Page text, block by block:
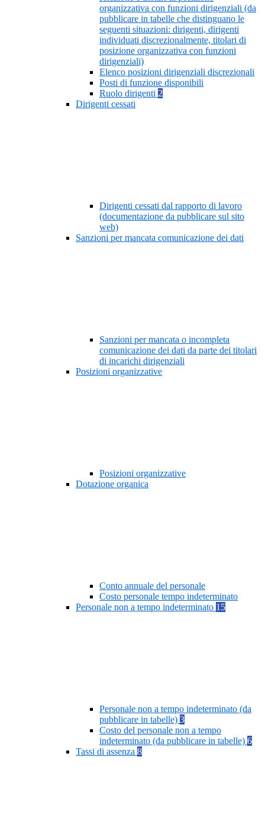
organizzativa con funzioni dirigenziali (da
pubblicare in tabelle che distinguano le
seguenti situazioni: dirigenti, dirigenti
individuati discrezionalmente, titolari di
posizione organizzativa con funzioni
dirigenziali)
Elenco posizioni dirigenziali discrezionali
Posti di funzione disponibili
Ruolo dirigenti 2
Dirigenti cessati
Dirigenti cessati dal rapporto di lavoro
(documentazione da pubblicare sul sito
web)
Sanzioni per mancata comunicazione dei dati
Sanzioni per mancata o incompleta
comunicazione dei dati da parte dei titolari
di incarichi dirigenziali
Posizioni organizzative
Posizioni organizzative
Dotazione organica
Conto annuale del personale
Costo personale tempo indeterminato
Personale non a tempo indeterminato 15
Personale non a tempo indeterminato (da
pubblicare in tabelle) 3
Costo del personale non a tempo
indeterminato (da pubblicare in tabelle) 6
Tassi di assenza 8